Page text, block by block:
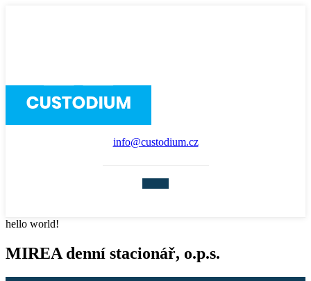
info@custodium.cz
hello world!
MIREA denní stacionář, o.p.s.